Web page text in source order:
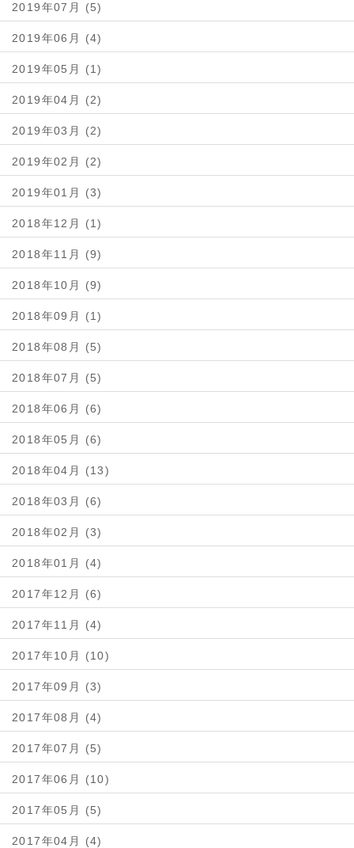
2019年07月 (5)
2019年06月 (4)
2019年05月 (1)
2019年04月 (2)
2019年03月 (2)
2019年02月 (2)
2019年01月 (3)
2018年12月 (1)
2018年11月 (9)
2018年10月 (9)
2018年09月 (1)
2018年08月 (5)
2018年07月 (5)
2018年06月 (6)
2018年05月 (6)
2018年04月 (13)
2018年03月 (6)
2018年02月 (3)
2018年01月 (4)
2017年12月 (6)
2017年11月 (4)
2017年10月 (10)
2017年09月 (3)
2017年08月 (4)
2017年07月 (5)
2017年06月 (10)
2017年05月 (5)
2017年04月 (4)